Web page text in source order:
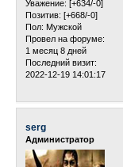
Уважение: [+634/-0]
Позитив: [+668/-0]
Пол: Мужской
Провел на форуме:
1 месяц 8 дней
Последний визит:
2022-12-19 14:01:17
serg
Администратор